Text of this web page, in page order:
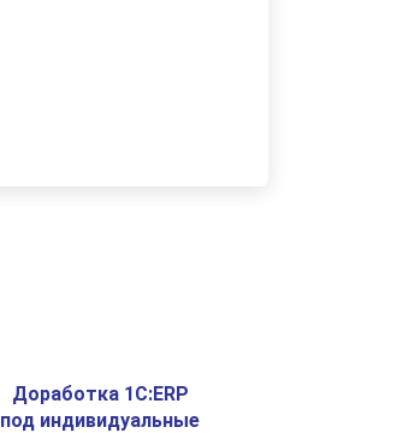
Доработка 1C:ERP
под индивидуальные